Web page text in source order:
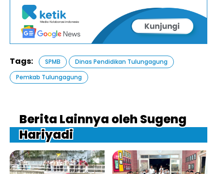
Tags: SPMB
Dinas Pendidikan Tulungagung
Pemkab Tulungagung
Berita Lainnya oleh Sugeng
Hariyadi